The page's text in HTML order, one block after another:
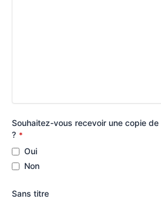
Souhaitez-vous recevoir une copie
? *
Oui
Non
Sans titre